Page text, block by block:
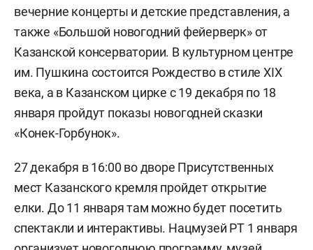
вечерние концерты и детские представления, а
также «Большой новогодний фейерверк» от
Казанской консерватории. В культурном центре
им. Пушкина состоится Рождество в стиле ХIХ
века, а в Казанском цирке с 19 декабря по 18
января пройдут показы новогодней сказки
«Конек-Горбунок».
27 декабря в 16:00 во дворе Присутственных
мест Казанского кремля пройдет открытие
елки. До 11 января там можно будет посетить
спектакли и интерактивы. Нацмузей РТ 1 января